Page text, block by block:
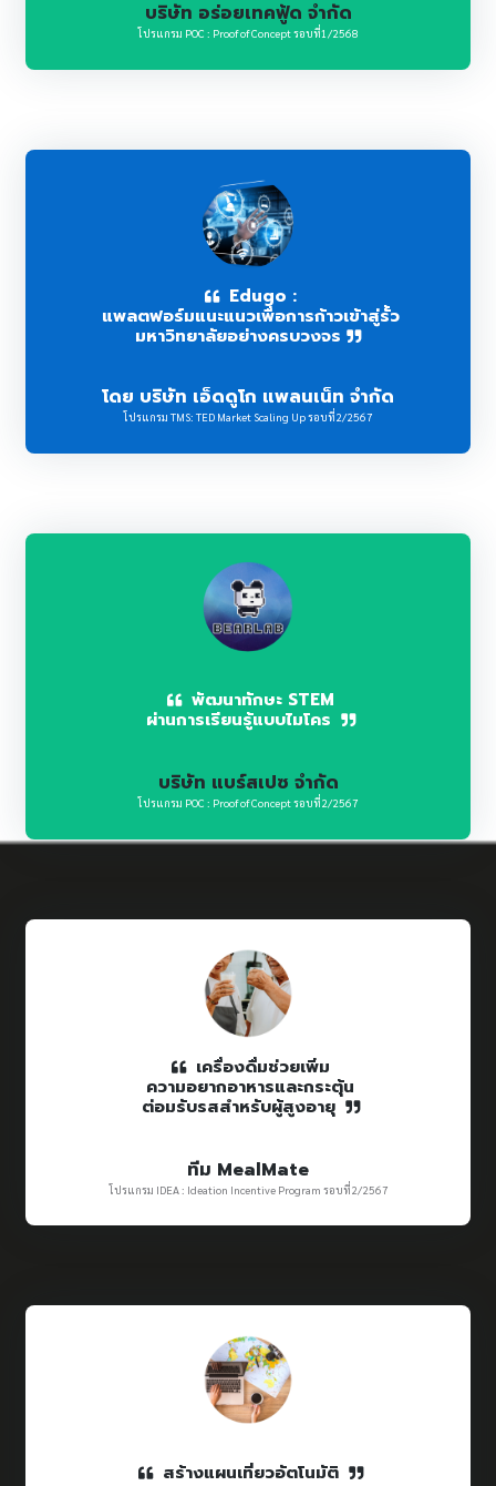
บริษัท อร่อยเทคฟู้ด จำกัด
โปรแกรม POC : Proof of Concept รอบที่1/2568
Edugo :
แพลตฟอร์มแนะแนวเพื่อการก้าวเข้าสู่รั้ว
มหาวิทยาลัยอย่างครบวงจร
โดย บริษัท เอ็ดดูโก แพลนเน็ท จำกัด
โปรแกรม TMS: TED Market Scaling Up รอบที่2/2567
พัฒนาทักษะ STEM
ผ่านการเรียนรู้แบบไมโคร
บริษัท แบร์สเปซ จำกัด
โปรแกรม POC : Proof of Concept รอบที่2/2567
เครื่องดื่มช่วยเพิ่ม
ความอยากอาหารและกระตุ้น
ต่อมรับรสสำหรับผู้สูงอายุ
ทีม MealMate
โปรแกรม IDEA : Ideation Incentive Program รอบที่2/2567
สร้างแผนเที่ยวอัตโนมัติ